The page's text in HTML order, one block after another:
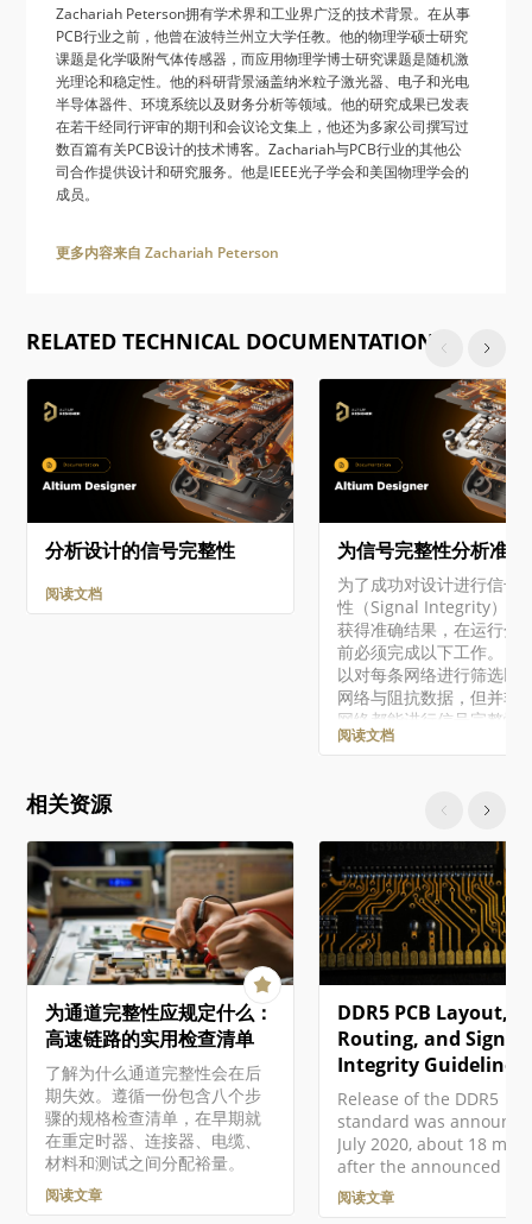
Zachariah Peterson拥有学术界和工业界广泛的技术背景。在从事
PCB行业之前，他曾在波特兰州立大学任教。他的物理学硕士研究
课题是化学吸附气体传感器，而应用物理学博士研究课题是随机激
光理论和稳定性。他的科研背景涵盖纳米粒子激光器、电子和光电
半导体器件、环境系统以及财务分析等领域。他的研究成果已发表
在若干经同行评审的期刊和会议论文集上，他还为多家公司撰写过
数百篇有关PCB设计的技术博客。Zachariah与PCB行业的其他公
司合作提供设计和研究服务。他是IEEE光子学会和美国物理学会的
成员。
更多内容来自 Zachariah Peterson
RELATED TECHNICAL DOCUMENTATION
分析设计的信号完整性
阅读文档
为信号完整性分析准
为了成功对设计进行信号
性（Signal Integrity）分
获得准确结果，在运行分
前必须完成以下工作。 尽
以对每条网络进行筛选以
网络与阻抗数据，但并非
网络都能进行信号完整性
（电压与时序）分析。要
脚的 IC，且不包含其他元
少可提供驱动源的输出引
单独无法给出仿真结果。
注意的是，当对双向网络
筛选时，会对两个方向都
仿真，并显示最差情况结
每个元件所关联的信号完
模型类型必须正确。可通
Signal Integrity Model
Assignments 对话框实现
在编辑与原理图源文档中
置元件相关联的信号完整
型时，在 Signal Integrity
Model 对话框中手动为
字段设置正确条目来实现
果未定义该条目，Signal…
阅读文档
相关资源
为通道完整性应规定什么：
高速链路的实用检查清单
了解为什么通道完整性会在后
期失效。遵循一份包含八个步
骤的规格检查清单，在早期就
在重定时器、连接器、电缆、
材料和测试之间分配裕量。
阅读文章
DDR5 PCB Layout,
Routing, and Signal
Integrity Guidelines
Release of the DDR5
standard was
July 2020, about 18
after the announced
development of the first
RAM module following
阅读文章